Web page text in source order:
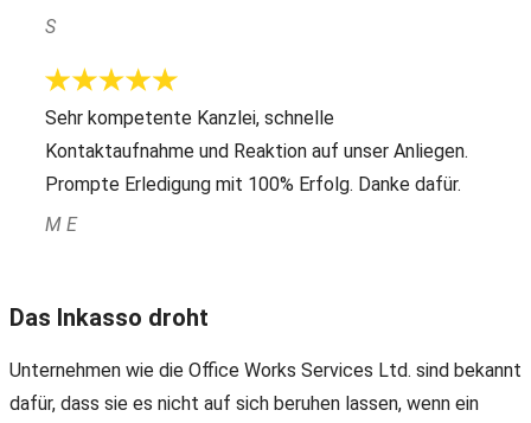
S
Sehr kompetente Kanzlei, schnelle
Kontaktaufnahme und Reaktion auf unser Anliegen.
Prompte Erledigung mit 100% Erfolg. Danke dafür.
M E
Das Inkasso droht
Unternehmen wie die Office Works Services Ltd. sind bekannt
dafür, dass sie es nicht auf sich beruhen lassen, wenn ein